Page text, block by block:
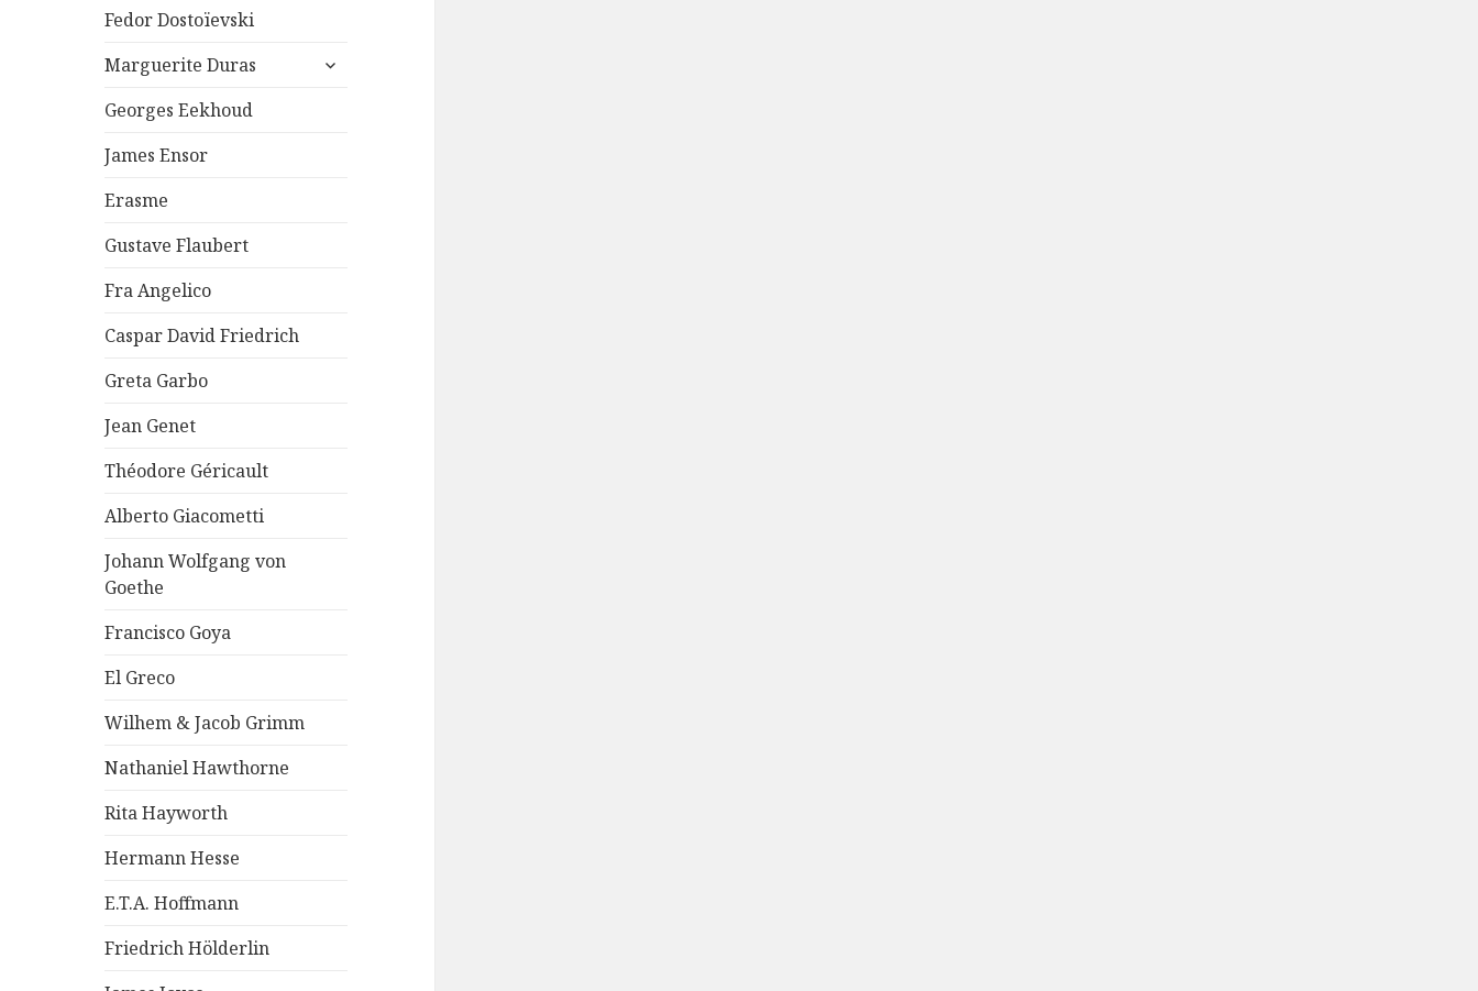
Fedor Dostoïevski
Marguerite Duras
ouvrir
Georges Eekhoud
James Ensor
Erasme
Gustave Flaubert
Fra Angelico
Caspar David Friedrich
Greta Garbo
Jean Genet
Théodore Géricault
Alberto Giacometti
Johann Wolfgang von
Goethe
Francisco Goya
El Greco
Wilhem & Jacob Grimm
Nathaniel Hawthorne
Rita Hayworth
Hermann Hesse
E.T.A. Hoffmann
Friedrich Hölderlin